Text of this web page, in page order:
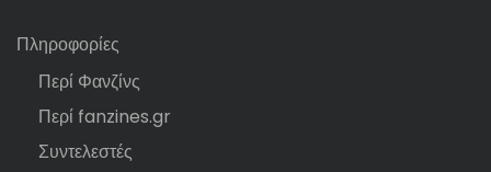
Πληροφορίες
Περί Φανζίνς
Περί fanzines.gr
Συντελεστές